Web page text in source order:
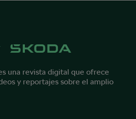
una revista digital que ofrece
y reportajes sobre el amplio